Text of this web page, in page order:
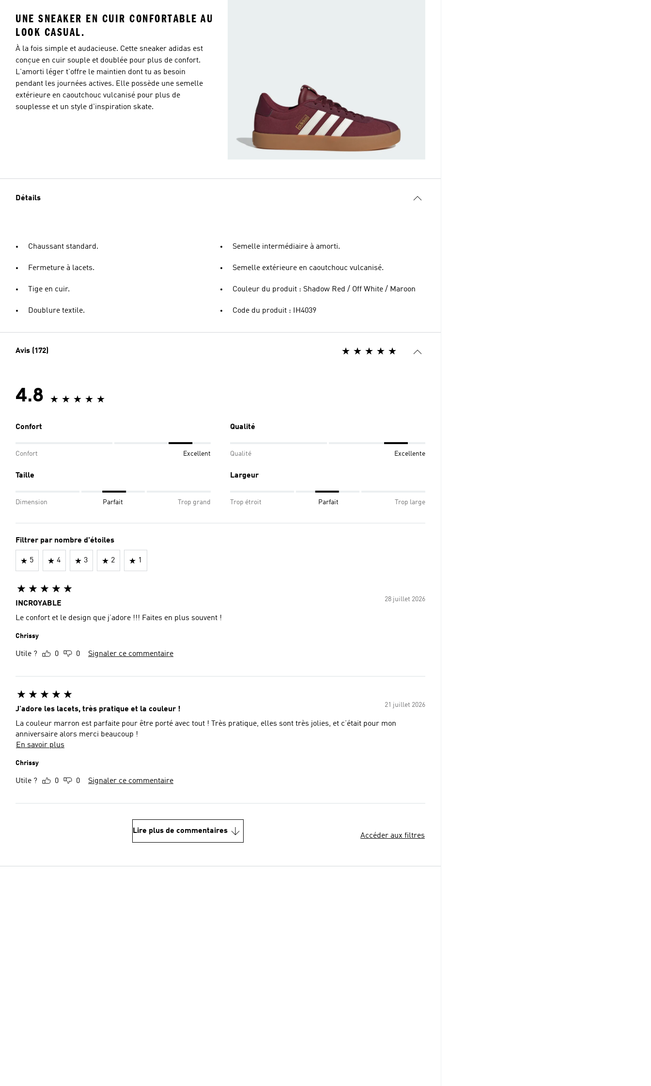
UNE SNEAKER EN CUIR CONFORTABLE AU
LOOK CASUAL.
À la fois simple et audacieuse. Cette sneaker adidas est
conçue en cuir souple et doublée pour plus de confort.
L'amorti léger t'offre le maintien dont tu as besoin
pendant les journées actives. Elle possède une semelle
extérieure en caoutchouc vulcanisé pour plus de
souplesse et un style d'inspiration skate.
Détails
Chaussant standard.
Fermeture à lacets.
Tige en cuir.
Doublure textile.
Semelle intermédiaire à amorti.
Semelle extérieure en caoutchouc vulcanisé.
Couleur du produit : Shadow Red / Off White / Maroon
Code du produit : IH4039
Avis (172)
4.8
Confort
Confort Excellent
Qualité
Qualité Excellente
Taille
Dimension Parfait Trop grand
Largeur
Trop étroit Parfait Trop large
Filtrer par nombre d'étoiles
5 4 3 2 1
28 juillet 2026
INCROYABLE
Le confort et le design que j’adore !!! Faites en plus souvent !
Chrissy
Utile ? 0 0 Signaler ce commentaire
21 juillet 2026
J’adore les lacets, très pratique et la couleur !
La couleur marron est parfaite pour être porté avec tout ! Très pratique, elles sont très jolies, et c’était pour mon
anniversaire alors merci beaucoup !
En savoir plus
Chrissy
Utile ? 0 0 Signaler ce commentaire
Lire plus de commentaires
Accéder aux filtres